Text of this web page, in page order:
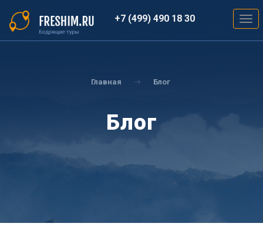
основному
содержанию
+7 (499) 490 18 30
Главная Блог
Блог